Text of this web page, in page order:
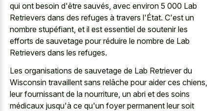
qui ont besoin d'être sauvés, avec environ 5 000 Lab
Retrievers dans des refuges à travers l'État. C'est un
nombre stupéfiant, et il est essentiel de soutenir les
efforts de sauvetage pour réduire le nombre de Lab
Retrievers dans les refuges.
Les organisations de sauvetage de Lab Retriever du
Wisconsin travaillent sans relâche pour aider ces chiens,
leur fournissant de la nourriture, un abri et des soins
médicaux jusqu'à ce qu'un foyer permanent leur soit